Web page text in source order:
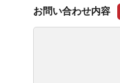
お問い合わせ内容